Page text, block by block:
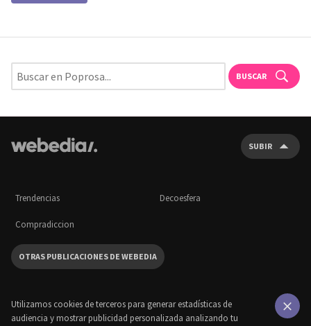
BUSCAR
SUBIR
Trendencias Decoesfera
Compradiccion
OTRAS PUBLICACIONES DE WEBEDIA
Utilizamos cookies de terceros para generar estadísticas de
audiencia y mostrar publicidad personalizada analizando tu